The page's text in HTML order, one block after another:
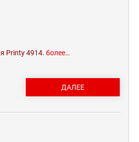
Printy 4914. более…